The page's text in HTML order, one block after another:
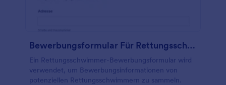
Bewerbungsformular Für Rettungsschwimmer
Ein Rettungsschwimmer-Bewerbungsformular wird
verwendet, um Bewerbungsinformationen von
potenziellen Rettungsschwimmern zu sammeln.